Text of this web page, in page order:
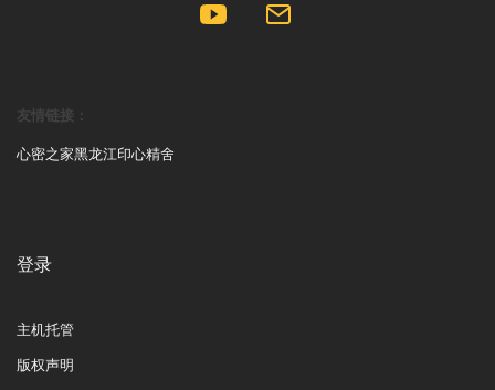
友情链接：
心密之家黑龙江印心精舍
登录
主机托管
版权声明